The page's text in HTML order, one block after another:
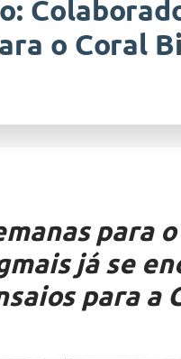
o Coral
para
já se
para a